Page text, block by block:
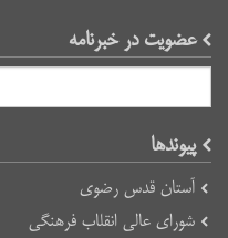
عضویت در خبرنامه
پیوند‌ها
آستان قدس رضوی
شورای عالی انقلاب فرهنگی